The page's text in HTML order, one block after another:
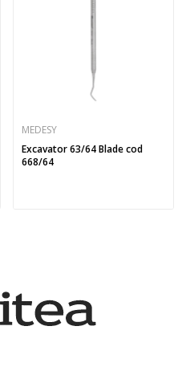
MEDESY
Excavator 63/64 Blade cod
668/64